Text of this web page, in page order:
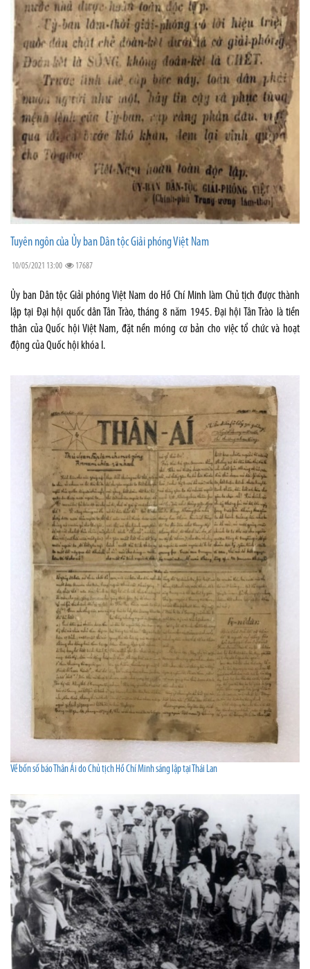
Tuyên ngôn của Ủy ban Dân tộc Giải phóng Việt Nam
10/05/2021 13:00 17687
Ủy ban Dân tộc Giải phóng Việt Nam do Hồ Chí Minh làm Chủ tịch được thành
lập tại Đại hội quốc dân Tân Trào, tháng 8 năm 1945. Đại hội Tân Trào là tiền
thân của Quốc hội Việt Nam, đặt nền móng cơ bản cho việc tổ chức và hoạt
động của Quốc hội khóa I.
Về bốn số báo Thân Ái do Chủ tịch Hồ Chí Minh sáng lập tại Thái Lan